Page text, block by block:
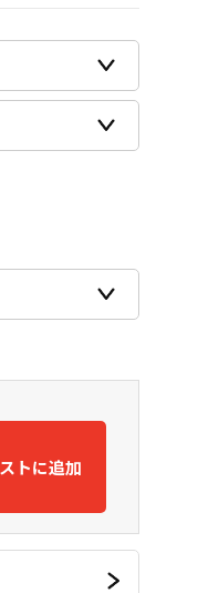
トに追加